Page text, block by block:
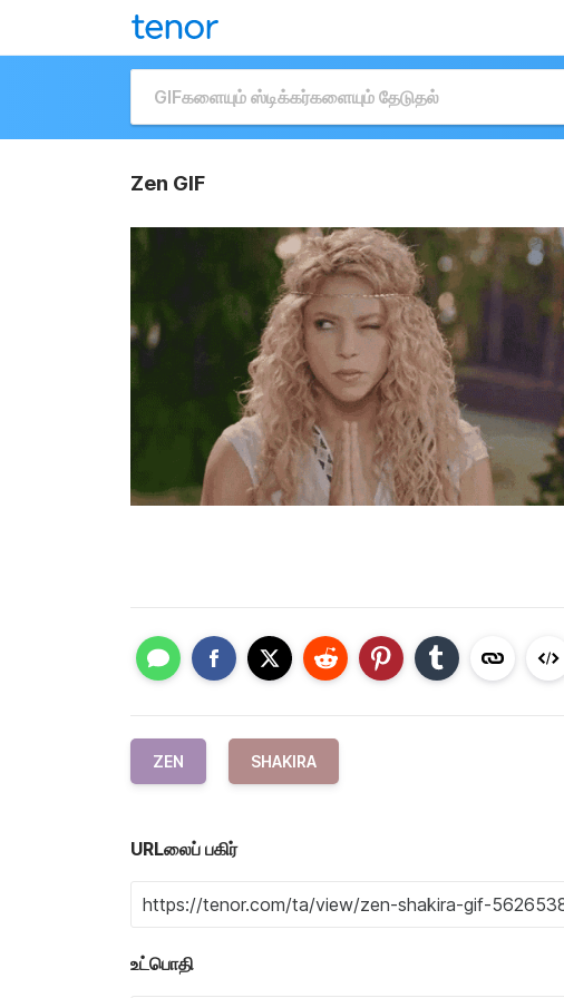
Zen GIF
ZEN SHAKIRA
URLலைப் பகிர்
உட்பொதி